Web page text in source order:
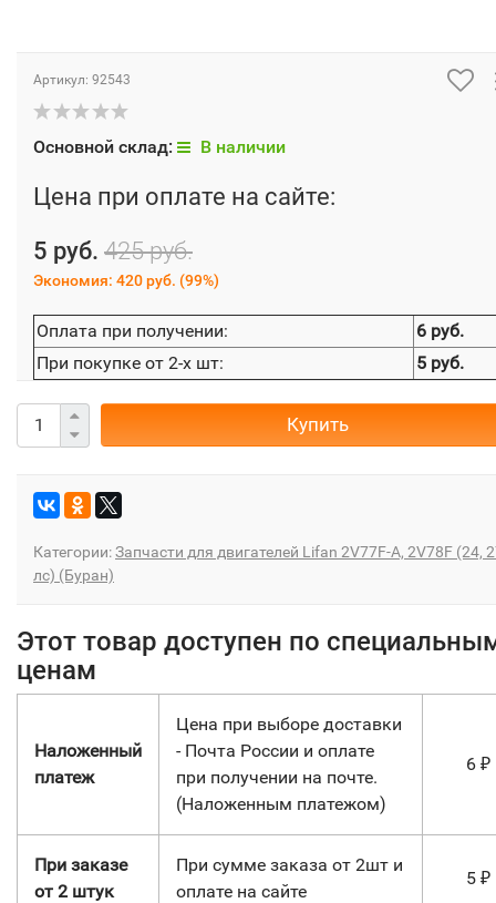
Артикул: 92543
Основной склад: В наличии
Цена при оплате на сайте:
5 руб. 425 руб.
Экономия: 420 руб. (99%)
Оплата при получении:
6 руб.
При покупке от 2-х шт:
5 руб.
Купить
Категории:Запчасти для двигателей Lifan 2V77F-A, 2V78F (24,
лс) (Буран)
Этот товар доступен по
ценам
Наложенный
платеж
Цена при выборе доставки
- Почта России и оплате
при получении на почте.
(Наложенным платежом)
6 ₽
При заказе
от 2 штук
При сумме заказа от 2шт и
оплате на сайте
5 ₽